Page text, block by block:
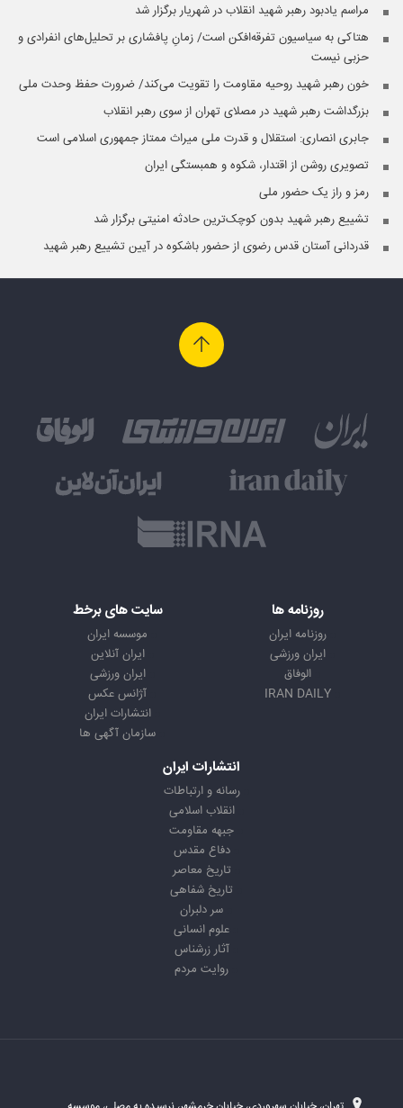
مراسم یادبود رهبر شهید انقلاب در شهریار برگزار شد
هتاکی به سیاسیون تفرقه‌افکن است/ زمانِ پافشاری بر تحلیل‌های انفرادی و
حزبی نیست
خون رهبر شهید روحیه مقاومت را تقویت می‌کند/ ضرورت حفظ وحدت ملی
بزرگداشت رهبر شهید در مصلای تهران از سوی رهبر انقلاب
جابری انصاری:‌ استقلال و قدرت ملی میراث ممتاز جمهوری اسلامی است
تصویری روشن از اقتدار، شکوه و همبستگی ایران
رمز و راز یک حضور ملی
تشییع رهبر شهید بدون کوچک‌ترین حادثه امنیتی برگزار شد
قدردانی آستان قدس رضوی از حضور باشکوه در آیین تشییع رهبر شهید
روزنامه ها
روزنامه ایران
ایران ورزشی
الوفاق
IRAN DAILY
سایت های برخط
موسسه ایران
ایران آنلاین
ایران ورزشی
آژانس عکس
انتشارات ایران
سازمان آگهی ها
انتشارات ایران
رسانه و ارتباطات
انقلاب اسلامی
جبهه مقاومت
دفاع مقدس
تاریخ معاصر
تاریخ شفاهی
سر دلبران
علوم انسانی
آثار زرشناس
روایت مردم